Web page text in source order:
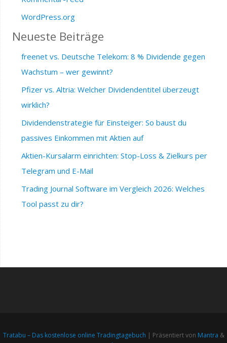
WordPress.org
Neueste Beiträge
freenet vs. Deutsche Telekom: 8 % Dividende gegen
Wachstum – wer gewinnt?
Pfizer vs. Altria: Welcher Dividendentitel überzeugt
wirklich?
Dividendenstrategie für Einsteiger: So baust du
passives Einkommen mit Aktien auf
Aktien-Kursalarm einrichten: Stop-Loss & Zielkurs per
Telegram und E-Mail
Trading Journal Software im Vergleich 2026: Welches
Tool passt zu dir?
Tratabu – Das kostenlose online Tradingtagebuch | Präsentiert von Mantra &